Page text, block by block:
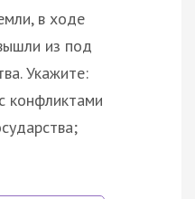
в ходе
из под
Укажите:
конфликтами